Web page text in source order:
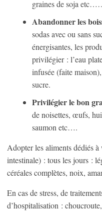
graines de soja
Abandonner les
sodas avec ou sans
énergisantes, les
privilégier : l’eau
infusée (faite
sucre.
Privilégier le bon
de noisettes, œufs,
saumon etc….
Adopter les aliments dédiés
intestinale) : tous les jours :
céréales complètes, noix,
En cas de stress, de
d’hospitalisation :